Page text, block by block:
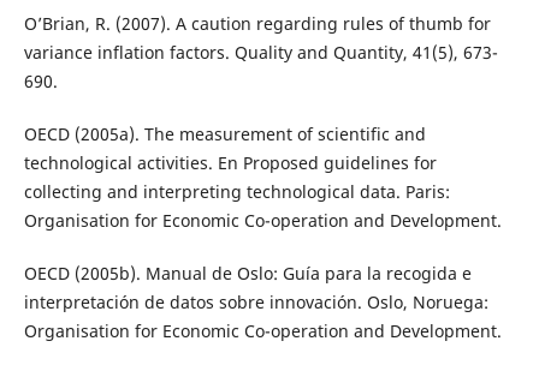
O’Brian, R. (2007). A caution regarding rules of thumb for
variance inflation factors. Quality and Quantity, 41(5), 673-
690.
OECD (2005a). The measurement of scientific and
technological activities. En Proposed guidelines for
collecting and interpreting technological data. Paris:
Organisation for Economic Co-operation and Development.
OECD (2005b). Manual de Oslo: Guía para la recogida e
interpretación de datos sobre innovación. Oslo, Noruega:
Organisation for Economic Co-operation and Development.